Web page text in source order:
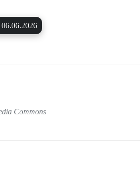
06.06.2026
Commons